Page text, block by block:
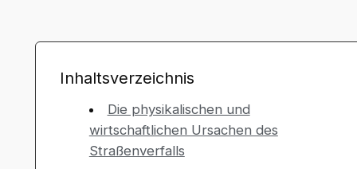
Inhaltsverzeichnis
Die physikalischen und
wirtschaftlichen Ursachen des
Straßenverfalls